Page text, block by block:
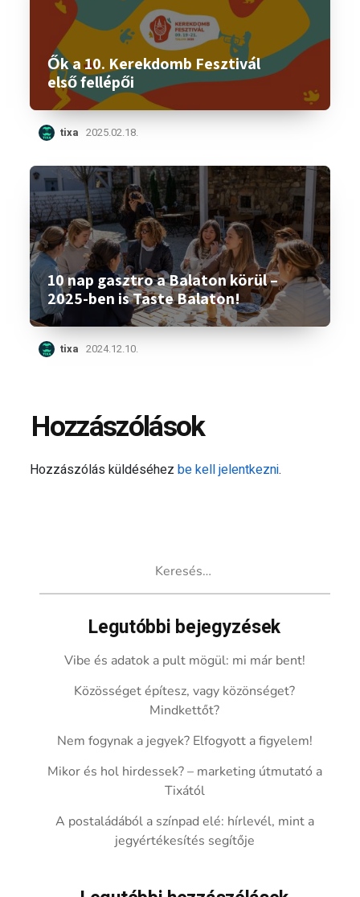
Ők a 10. Kerekdomb Fesztivál
első fellépői
tixa 2025.02.18.
10 nap gasztro a Balaton körül –
2025-ben is Taste Balaton!
tixa 2024.12.10.
Hozzászólások
Hozzászólás küldéséhezbe kell jelentkezni.
Legutóbbi bejegyzések
Vibe és adatok a pult mögül: mi már bent!
Közösséget építesz, vagy közönséget?
Mindkettőt?
Nem fogynak a jegyek? Elfogyott a figyelem!
Mikor és hol hirdessek? – marketing útmutató a
Tixától
A postaládából a színpad elé: hírlevél, mint a
jegyértékesítés segítője